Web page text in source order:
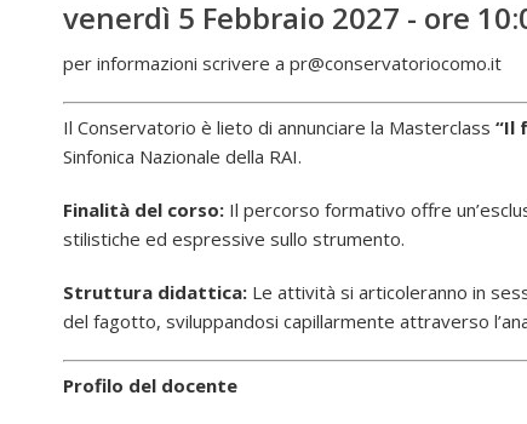
venerdì 5 Febbraio 2027 - ore
per informazioni scrivere a pr@conservatoriocomo.it
Il Conservatorio è lieto di annunciare la Masterclass “Il
Sinfonica Nazionale della RAI.
Finalità del corso: Il percorso formativo offre
stilistiche ed espressive sullo strumento.
Struttura didattica: Le attività si articoleranno in
del fagotto, sviluppandosi capillarmente attraverso
Profilo del docente